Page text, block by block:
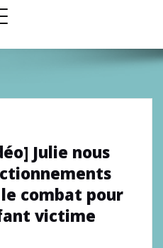
masquer
Julie nous
combat pour
victime